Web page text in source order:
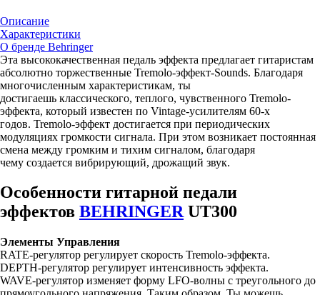
Описание
Характеристики
О бренде Behringer
Эта высококачественная педаль эффекта предлагает гитаристам
абсолютно торжественные Tremolo-эффект-Sounds. Благодаря
многочисленным характеристикам, ты
достигаешь классического, теплого, чувственного Tremolo-
эффекта, который известен по Vintage-усилителям 60-х
годов. Tremolo-эффект достигается при периодических
модуляциях громкости сигнала. При этом возникает постоянная
смена между громким и тихим сигналом, благодаря
чему создается вибрирующий, дрожащий звук.
Особенности гитарной педали
эффектов BEHRINGERUT300
Элементы Управления
RATE-регулятор регулирует скорость Tremolo-эффекта.
DEPTH-регулятор регулирует интенсивность эффекта.
WAVE-регулятор изменяет форму LFO-волны с треугольного до